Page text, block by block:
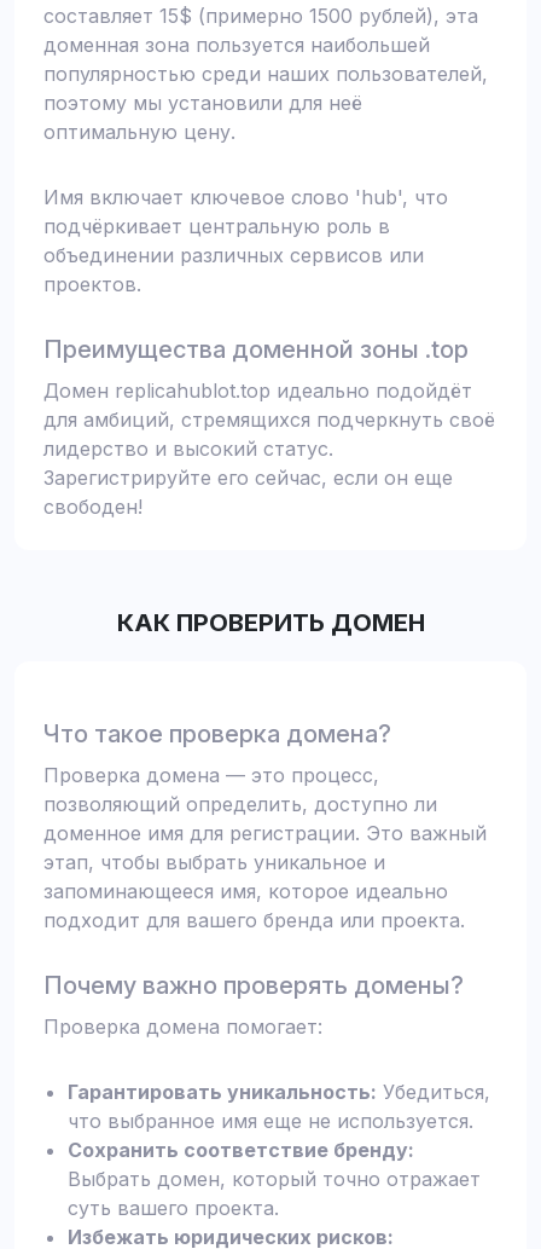
составляет 15$ (примерно 1500 рублей), эта
доменная зона пользуется наибольшей
популярностью среди наших пользователей,
поэтому мы установили для неё
оптимальную цену.
Имя включает ключевое слово 'hub', что
подчёркивает центральную роль в
объединении различных сервисов или
проектов.
Преимущества доменной зоны .top
Домен replicahublot.top идеально подойдёт
для амбиций, стремящихся подчеркнуть своё
лидерство и высокий статус.
Зарегистрируйте его сейчас, если он еще
свободен!
КАК ПРОВЕРИТЬ ДОМЕН
Что такое проверка домена?
Проверка домена — это процесс,
позволяющий определить, доступно ли
доменное имя для регистрации. Это важный
этап, чтобы выбрать уникальное и
запоминающееся имя, которое идеально
подходит для вашего бренда или проекта.
Почему важно проверять домены?
Проверка домена помогает:
Гарантировать уникальность: Убедиться,
что выбранное имя еще не используется.
Сохранить соответствие бренду:
Выбрать домен, который точно отражает
суть вашего проекта.
Избежать юридических рисков: